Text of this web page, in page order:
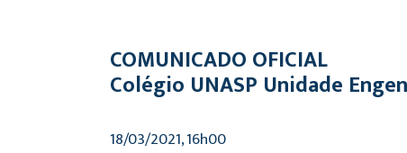
COMUNICADO OFICIAL
Colégio UNASP Unidade
18/03/2021, 16h00